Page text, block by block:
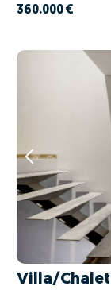
360.000 €
Villa/